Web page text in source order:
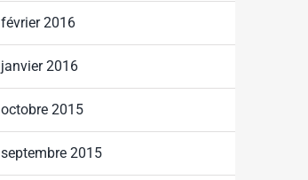
février 2016
janvier 2016
octobre 2015
septembre 2015